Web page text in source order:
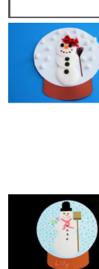
No Caption
No Caption